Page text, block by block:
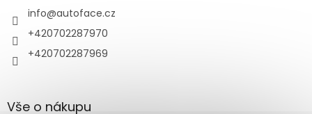
info@autoface.cz
+420702287970
+420702287969
Vše o nákupu